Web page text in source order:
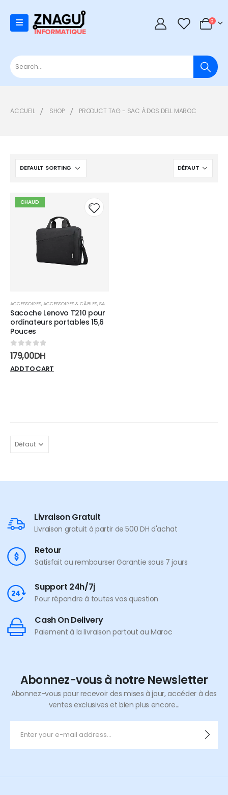
0 0
ACCUEIL SHOP PRODUCT TAG - SAC À DOS DELL MAROC
CHAUD
ACCESSOIRES, ACCESSOIRES & CÂBLES,SACS & SACOCHES
Sacoche Lenovo T210 pour
ordinateurs portables 15,6
Pouces
0sur 5
179,00DH
ADD TO CART
Livraison Gratuit
Livraison gratuit à partir de 500 DH d'achat
Retour
Satisfait ou rembourser Garantie sous 7 jours
Support 24h/7j
Pour répondre à toutes vos question
Cash On Delivery
Paiement à la livraison partout au Maroc
Abonnez-vous à notre Newsletter
Abonnez-vous pour recevoir des mises à jour, accéder à des
ventes exclusives et bien plus encore...